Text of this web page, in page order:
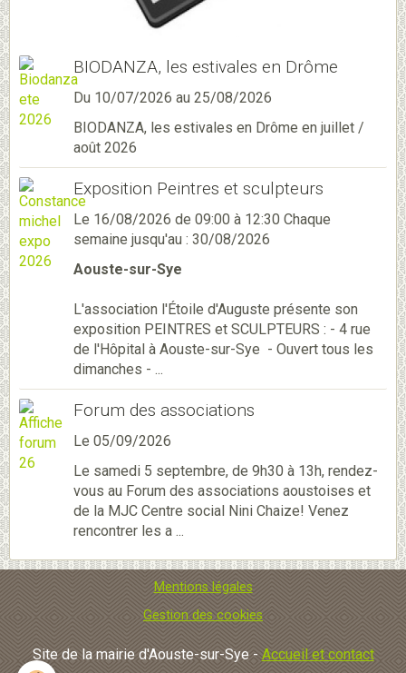
BIODANZA, les estivales en Drôme
Du 10/07/2026 au 25/08/2026
BIODANZA, les estivales en Drôme en juillet /
août 2026
Exposition Peintres et sculpteurs
Le 16/08/2026 de 09:00 à 12:30 Chaque
semaine jusqu'au : 30/08/2026
Aouste-sur-Sye
L'association l'Étoile d'Auguste présente son
exposition PEINTRES et SCULPTEURS : - 4 rue
de l'Hôpital à Aouste-sur-Sye - Ouvert tous les
dimanches - ...
Forum des associations
Le 05/09/2026
Le samedi 5 septembre, de 9h30 à 13h, rendez-
vous au Forum des associations aoustoises et
de la MJC Centre social Nini Chaize! Venez
rencontrer les a ...
Mentions légales
Gestion des cookies
Site de la mairie d'Aouste-sur-Sye - Accueil et contact